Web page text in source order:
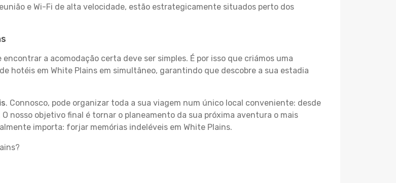
e Wi-Fi de alta velocidade, estão estrategicamente situados perto dos
a acomodação certa deve ser simples. É por isso que criámos uma
hotéis em White Plains em simultâneo, garantindo que descobre a sua estadia
. Connosco, pode organizar toda a sua viagem num único local conveniente: desde
nosso objetivo final é tornar o planeamento da sua próxima aventura o mais
importa: forjar memórias indeléveis em White Plains.